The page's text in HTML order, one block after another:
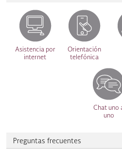
Asistencia por
internet
Orientación
telefónica
Chat uno
uno
Preguntas frecuentes